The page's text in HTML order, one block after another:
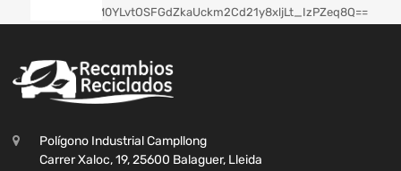
Polígono Industrial Campllong
Carrer Xaloc, 19, 25600 Balaguer, Lleida